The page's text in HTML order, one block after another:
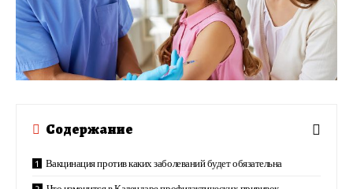
Содержание
Вакцинация против каких заболеваний будет обязательна